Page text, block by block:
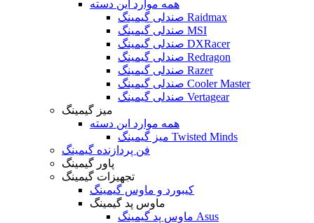
همه موارد این دسته
صندلی گیمینگ Raidmax
صندلی گیمینگ MSI
صندلی گیمینگ DXRacer
صندلی گیمینگ Redragon
صندلی گیمینگ Razer
صندلی گیمینگ Cooler Master
صندلی گیمینگ Vertagear
میز گیمینگ
همه موارد این دسته
میز گیمینگ Twisted Minds
فن پردازنده گیمینگ
پاور گیمینگ
تجهیزات گیمینگ
کیبورد و ماوس گیمینگ
ماوس پد گیمینگ
ماوس پد گیمینگ Asus